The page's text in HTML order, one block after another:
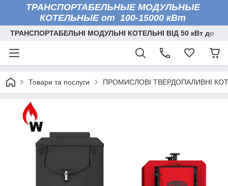
ТРАНСПОРТАБЕЛЬНЫЕ МОДУЛЬНЫЕ
КОТЕЛЬНЫЕ от 100-15000 кВт
ТРАНСПОРТАБЕЛЬНІ МОДУЛЬНІ КОТЕЛЬНІ ВІД 50 кВт до
Товари та послуги ПРОМИСЛОВІ ТВЕРДОПАЛИВНІ